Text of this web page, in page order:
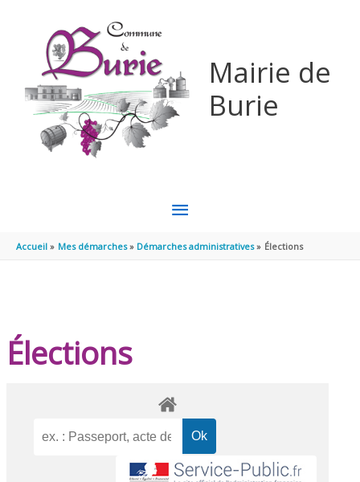
Mairie de
Burie
MENU
PRINCIPAL
Accueil Mes démarches Démarches administratives Élections
Élections